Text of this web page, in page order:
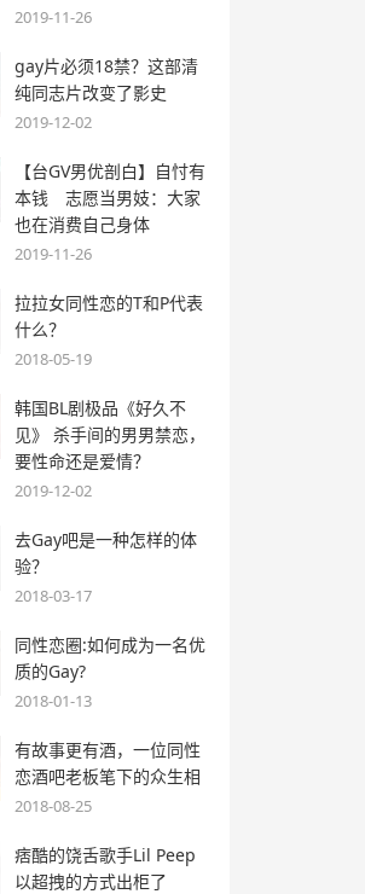
2019-11-26
gay片必须18禁？这部清
纯同志片改变了影史
2019-12-02
【台GV男优剖白】自忖有
本钱 志愿当男妓：大家
也在消费自己身体
2019-11-26
拉拉女同性恋的T和P代表
什么？
2018-05-19
韩国BL剧极品《好久不
见》 杀手间的男男禁恋，
要性命还是爱情？
2019-12-02
去Gay吧是一种怎样的体
验？
2018-03-17
同性恋圈:如何成为一名优
质的Gay?
2018-01-13
有故事更有酒，一位同性
恋酒吧老板笔下的众生相
2018-08-25
痞酷的饶舌歌手Lil Peep
以超拽的方式出柜了